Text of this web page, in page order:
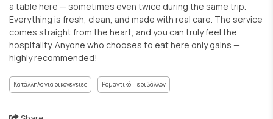
a table here — sometimes even twice during the same trip.
Everything is fresh, clean, and made with real care. The service
comes straight from the heart, and you can truly feel the
hospitality. Anyone who chooses to eat here only gains —
highly recommended!
Κατάλληλο για οικογένειες Ρομαντικό Περιβάλλον